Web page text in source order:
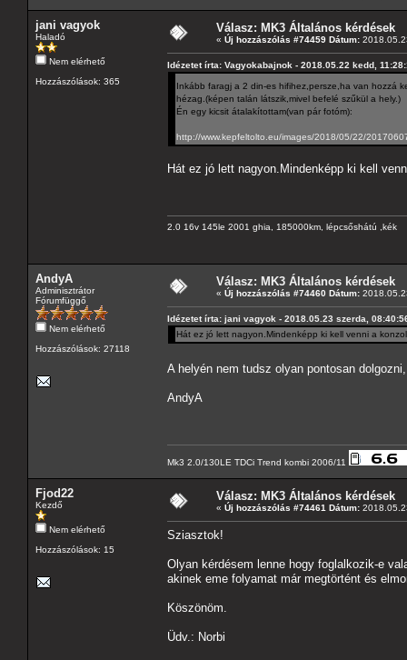
jani vagyok
Haladó
Nem elérhető
Hozzászólások: 365
Válasz: MK3 Általános kérdések
« Új hozzászólás #74459 Dátum:
Idézetet írta: Vagyokabajnok - 2018.05.22 kedd,
Inkább faragj a 2 din-es hifihez,persze,ha van hozzá
hézag.(képen talán látszik,mivel befelé szűkül a hely.)
Én egy kicsit átalakítottam(van pár fotóm):
http://www.kepfeltolto.eu/images/2018/05/22/
Hát ez jó lett nagyon.Mindenképp ki kell
2.0 16v 145le 2001 ghia, 185000km, lépcsőshátú ,kék
AndyA
Adminisztrátor
Fórumfüggő
Nem elérhető
Hozzászólások: 27118
Válasz: MK3 Általános kérdések
« Új hozzászólás #74460 Dátum:
Idézetet írta: jani vagyok - 2018.05.23 szerda,
Hát ez jó lett nagyon.Mindenképp ki kell venni a
A helyén nem tudsz olyan pontosan
AndyA
Mk3 2.0/130LE TDCi Trend kombi 2006/11
Fjod22
Kezdő
Nem elérhető
Hozzászólások: 15
Válasz: MK3 Általános kérdések
« Új hozzászólás #74461 Dátum:
Sziasztok!
Olyan kérdésem lenne hogy foglalkozik-e
akinek eme folyamat már megtörtént és
Köszönöm.
Üdv.: Norbi